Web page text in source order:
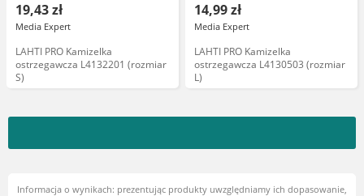
19,43 zł
Media Expert
LAHTI PRO Kamizelka
ostrzegawcza L4132201 (rozmiar
S)
14,99 zł
Media Expert
LAHTI PRO Kamizelka
ostrzegawcza L4130503 (rozmiar
L)
Informacja o wynikach: prezentując produkty uwzględniamy ich dopasowanie,